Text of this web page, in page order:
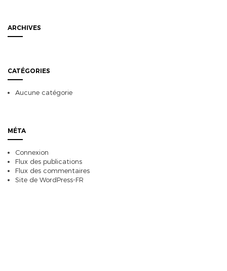
ARCHIVES
CATÉGORIES
Aucune catégorie
MÉTA
Connexion
Flux des publications
Flux des commentaires
Site de WordPress-FR